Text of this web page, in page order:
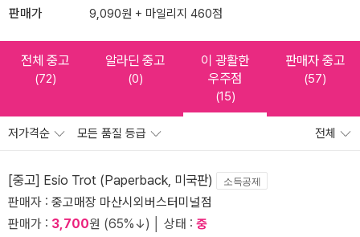
판매가 9,090원 + 마일리지 460점
전체 중고
(72)
알라딘 중고
(0)
이 광활한
우주점
(15)
판매자 중고
(57)
저가격순 모든 품질 등급 전체
[중고] Esio Trot (Paperback, 미국판) 소득공제
판매자 : 중고매장 마산시외버스터미널점
판매가 : 3,700원 (65%↓) │ 상태 : 중